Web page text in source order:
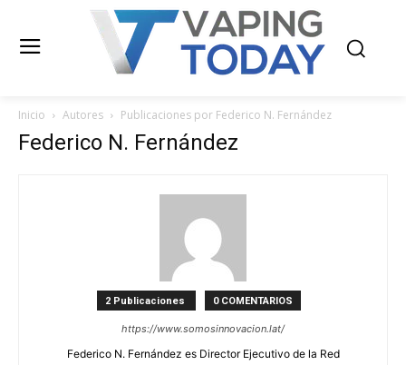
Inicio Autores Publicaciones por Federico N. Fernández
Federico N. Fernández
2 Publicaciones 0 COMENTARIOS
https://www.somosinnovacion.lat/
Federico N. Fernández es Director Ejecutivo de la Red